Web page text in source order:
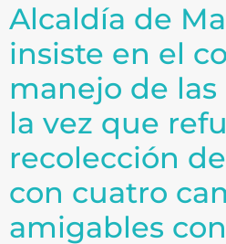
Alcaldía de
insiste en el
manejo de las
la vez que
recolección
con cuatro
amigables